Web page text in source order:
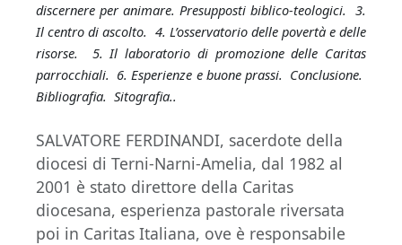
discernere per animare. Presupposti biblico-teologici. 3.
Il centro di ascolto. 4. L’osservatorio delle povertà e delle
risorse. 5. Il laboratorio di promozione delle Caritas
parrocchiali. 6. Esperienze e buone prassi. Conclusione.
Bibliografia. Sitografia..
SALVATORE FERDINANDI, sacerdote della
diocesi di Terni-Narni-Amelia, dal 1982 al
2001 è stato direttore della Caritas
diocesana, esperienza pastorale riversata
poi in Caritas Italiana, ove è responsabile